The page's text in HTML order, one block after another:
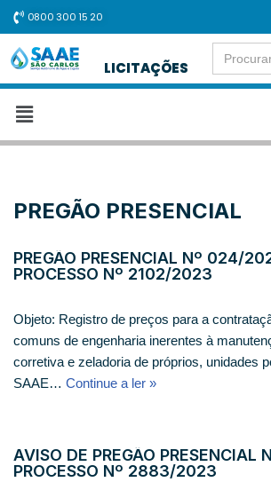
Pular
para
o
conteúdo
0800 300 15 20
LICITAÇÕES
Search
for:
PREGÃO PRESENCIAL
PREGÃO PRESENCIAL Nº 024/
PROCESSO Nº 2102/2023
Objeto: Registro de preços para a
comuns de engenharia inerentes à
corretiva e zeladoria de próprios, unidades
SAAE… Continue a ler »
AVISO DE PREGÃO
PROCESSO Nº 2883/2023